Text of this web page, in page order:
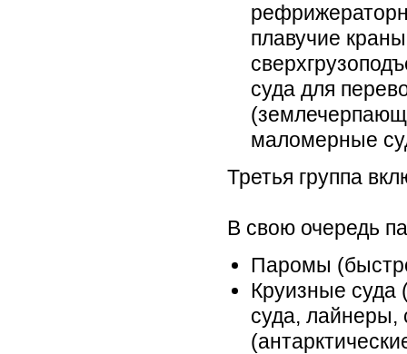
плавучие
суда для
маломерные
Третья группа
В свою очередь
Паромы
Круизные суда
суда, лайнеры,